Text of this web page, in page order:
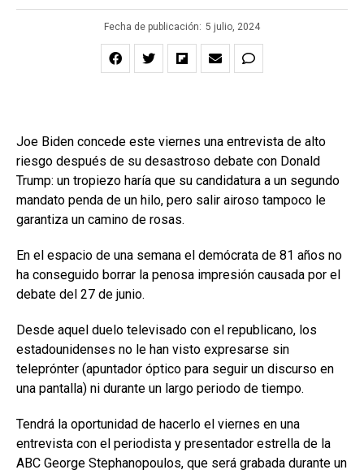
Fecha de publicación: 5 julio, 2024
Joe Biden concede este viernes una entrevista de alto
riesgo después de su desastroso debate con Donald
Trump: un tropiezo haría que su candidatura a un segundo
mandato penda de un hilo, pero salir airoso tampoco le
garantiza un camino de rosas.
En el espacio de una semana el demócrata de 81 años no
ha conseguido borrar la penosa impresión causada por el
debate del 27 de junio.
Desde aquel duelo televisado con el republicano, los
estadounidenses no le han visto expresarse sin
teleprónter (apuntador óptico para seguir un discurso en
una pantalla) ni durante un largo periodo de tiempo.
Tendrá la oportunidad de hacerlo el viernes en una
entrevista con el periodista y presentador estrella de la
ABC George Stephanopoulos, que será grabada durante un